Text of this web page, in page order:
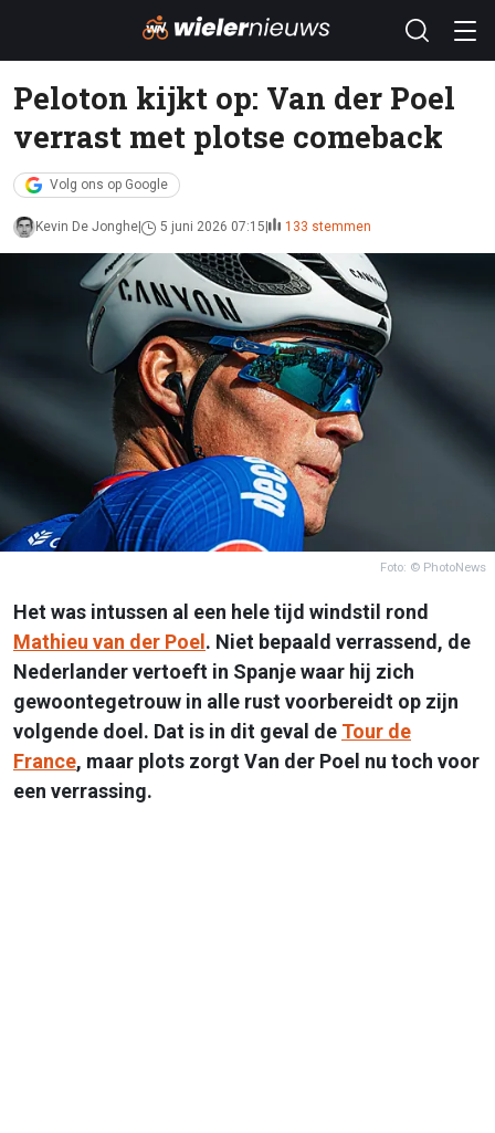
Peloton kijkt op: Van der Poel
verrast met plotse comeback
Volg ons op Google
Kevin De Jonghe 5 juni 2026 07:15 133 stemmen
Foto: © PhotoNews
Het was intussen al een hele tijd windstil rond
Mathieu van der Poel. Niet bepaald verrassend, de
Nederlander vertoeft in Spanje waar hij zich
gewoontegetrouw in alle rust voorbereidt op zijn
volgende doel. Dat is in dit geval de Tour de
France, maar plots zorgt Van der Poel nu toch voor
een verrassing.